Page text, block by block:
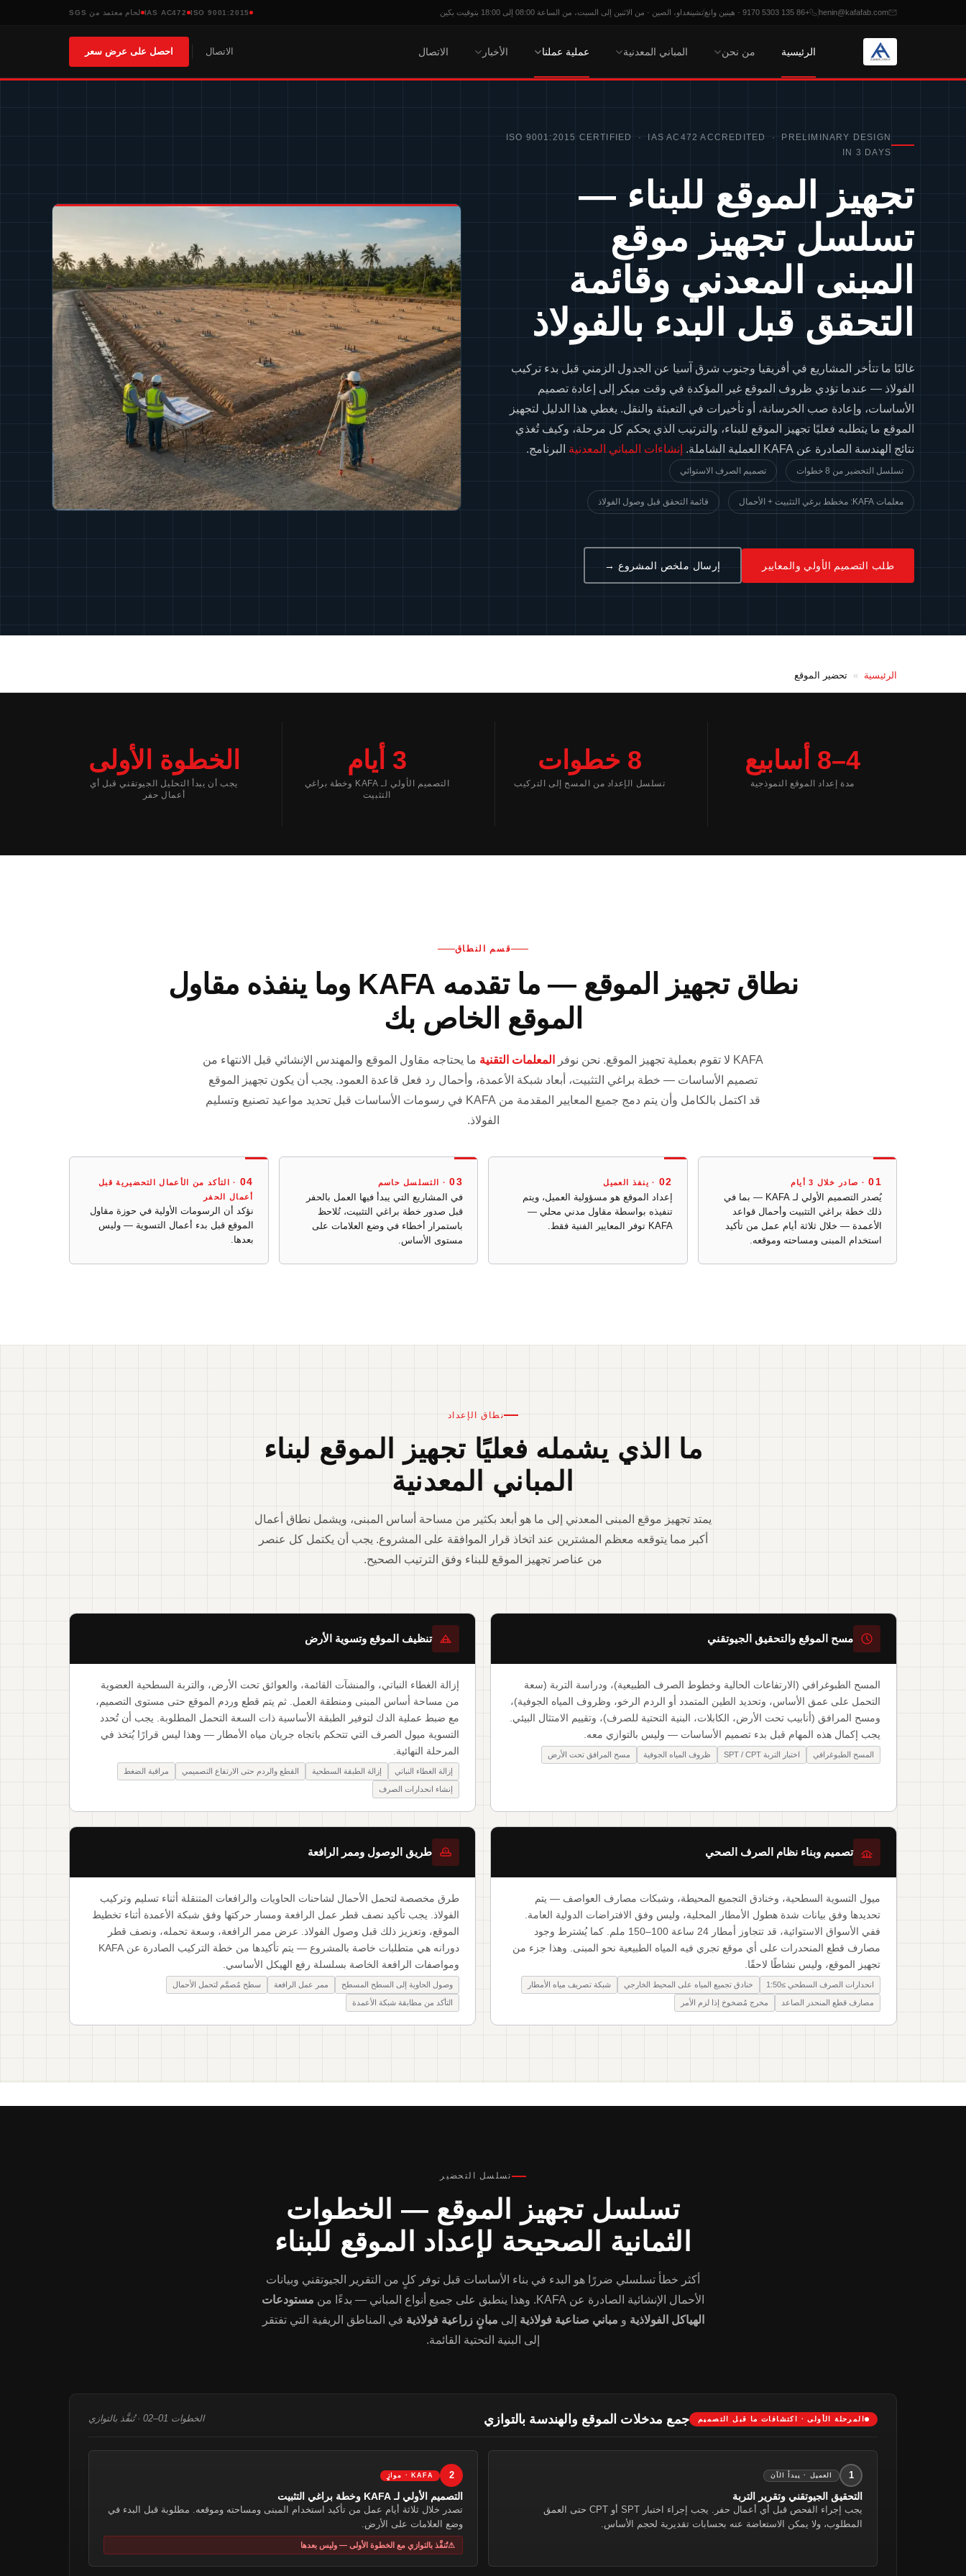
henin@kafafab.com +86 135 5303 9170 · هينين وانغ تشينغداو، الصين · من الاثنين إلى السبت، من الساعة 08:00 إلى 18:00 بتوقيت بكين ISO 9001:2015
IAS AC472 لحام معتمد من SGS
الرئيسية من نحن المباني المعدنية عملية عملنا الأخبار الاتصال الاتصال احصل على عرض سعر
ISO 9001:2015 CERTIFIED · IAS AC472 ACCREDITED · PRELIMINARY DESIGN
IN 3 DAYS
تجهيز الموقع للبناء —
تسلسل تجهيز موقع
المبنى المعدني وقائمة
التحقق قبل البدء بالفولاذ
غالبًا ما تتأخر المشاريع في أفريقيا وجنوب شرق آسيا عن الجدول الزمني قبل بدء تركيب
الفولاذ — عندما تؤدي ظروف الموقع غير المؤكدة في وقت مبكر إلى إعادة تصميم
الأساسات، وإعادة صب الخرسانة، أو تأخيرات في التعبئة والنقل. يغطي هذا الدليل لتجهيز
الموقع ما يتطلبه فعليًا تجهيز الموقع للبناء، والترتيب الذي يحكم كل مرحلة، وكيف تُغذي
نتائج الهندسة الصادرة عن KAFA العملية الشاملة.
إنشاءات المباني المعدنية البرنامج.
تسلسل التحضير من 8 خطوات تصميم الصرف الاستوائي
معلمات KAFA: مخطط برغي التثبيت + الأحمال قائمة التحقق قبل وصول الفولاذ
طلب التصميم الأولي والمعايير إرسال ملخص المشروع →
الرئيسية » تحضير الموقع
4–8 أسابيع
مدة إعداد الموقع النموذجية
8 خطوات
تسلسل الإعداد من المسح إلى التركيب
3 أيام
التصميم الأولي لـ KAFA وخطة براغي
التثبيت
الخطوة الأولى
يجب أن يبدأ التحليل الجيوتقني قبل أي
أعمال حفر
قسم النطاق
نطاق تجهيز الموقع — ما تقدمه KAFA وما ينفذه مقاول
الموقع الخاص بك
KAFA لا تقوم بعملية تجهيز الموقع. نحن نوفر المعلمات التقنية ما يحتاجه مقاول الموقع والمهندس الإنشائي قبل الانتهاء من
تصميم الأساسات — خطة براغي التثبيت، أبعاد شبكة الأعمدة، وأحمال رد فعل قاعدة العمود. يجب أن يكون تجهيز الموقع
قد اكتمل بالكامل وأن يتم دمج جميع المعايير المقدمة من KAFA في رسومات الأساسات قبل تحديد مواعيد تصنيع وتسليم
الفولاذ.
01· صادر خلال 3 أيام
يُصدر التصميم الأولي لـ KAFA — بما في
ذلك خطة براغي التثبيت وأحمال قواعد
الأعمدة — خلال ثلاثة أيام عمل من تأكيد
استخدام المبنى ومساحته وموقعه.
02 · ينفذ العميل
إعداد الموقع هو مسؤولية العميل، ويتم
تنفيذه بواسطة مقاول مدني محلي —
KAFA توفر المعايير الفنية فقط.
03· التسلسل حاسم
في المشاريع التي يبدأ فيها العمل بالحفر
قبل صدور خطة براغي التثبيت، تُلاحظ
باستمرار أخطاء في وضع العلامات على
مستوى الأساس.
04 · التأكد من الأعمال التحضيرية قبل
أعمال الحفر
نؤكد أن الرسومات الأولية في حوزة مقاول
الموقع قبل بدء أعمال التسوية — وليس
بعدها.
نطاق الإعداد
ما الذي يشمله فعليًا تجهيز الموقع لبناء
المباني المعدنية
يمتد تجهيز موقع المبنى المعدني إلى ما هو أبعد بكثير من مساحة أساس المبنى، ويشمل نطاق أعمال
أكبر مما يتوقعه معظم المشترين عند اتخاذ قرار الموافقة على المشروع. يجب أن يكتمل كل عنصر
من عناصر تجهيز الموقع للبناء وفق الترتيب الصحيح.
مسح الموقع والتحقيق الجيوتقني
المسح الطبوغرافي (الارتفاعات الحالية وخطوط الصرف الطبيعية)، ودراسة التربة (سعة
التحمل على عمق الأساس، وتحديد الطين المتمدد أو الردم الرخو، وظروف المياه الجوفية)،
ومسح المرافق (أنابيب تحت الأرض، الكابلات، البنية التحتية للصرف)، وتقييم الامتثال البيئي.
يجب إكمال هذه المهام قبل بدء تصميم الأساسات — وليس بالتوازي معه.
المسح الطبوغرافي اختبار التربة SPT / CPT ظروف المياه الجوفية مسح المرافق تحت الأرض
تنظيف الموقع وتسوية الأرض
إزالة الغطاء النباتي، والمنشآت القائمة، والعوائق تحت الأرض، والتربة السطحية العضوية
من مساحة أساس المبنى ومنطقة العمل. ثم يتم قطع وردم الموقع حتى مستوى التصميم،
مع ضبط عملية الدك لتوفير الطبقة الأساسية ذات السعة التحمل المطلوبة. يجب أن تُحدد
التسوية ميول الصرف التي تتحكم باتجاه جريان مياه الأمطار — وهذا ليس قرارًا يُتخذ في
المرحلة النهائية.
إزالة الغطاء النباتي إزالة الطبقة السطحية القطع والردم حتى الارتفاع التصميمي مراقبة الضغط
إنشاء انحدارات الصرف
تصميم وبناء نظام الصرف الصحي
ميول التسوية السطحية، وخنادق التجميع المحيطة، وشبكات مصارف العواصف — يتم
تحديدها وفق بيانات شدة هطول الأمطار المحلية، وليس وفق الافتراضات الدولية العامة.
ففي الأسواق الاستوائية، قد تتجاوز أمطار 24 ساعة 100–150 ملم. كما يُشترط وجود
مصارف قطع المنحدرات على أي موقع تجري فيه المياه الطبيعية نحو المبنى. وهذا جزء من
تجهيز الموقع، وليس نشاطًا لاحقًا.
انحدارات الصرف السطحي ≥1:50 خنادق تجميع المياه على المحيط الخارجي شبكة تصريف مياه الأمطار
مصارف قطع المنحدر الصاعد مخرج مُضخوخ إذا لزم الأمر
طريق الوصول وممر الرافعة
طرق مخصصة لتحمل الأحمال لشاحنات الحاويات والرافعات المتنقلة أثناء تسليم وتركيب
الفولاذ. يجب تأكيد نصف قطر عمل الرافعة ومسار حركتها وفق شبكة الأعمدة أثناء تخطيط
الموقع، وتعزيز ذلك قبل وصول الفولاذ. عرض ممر الرافعة، وسعة تحمله، ونصف قطر
دورانه هي متطلبات خاصة بالمشروع — يتم تأكيدها من خطة التركيب الصادرة عن KAFA
ومواصفات الرافعة الخاصة بسلسلة رفع الهيكل الأساسي.
وصول الحاوية إلى السطح المسطح ممر عمل الرافعة سطح مُصمَّم لتحمل الأحمال
التأكد من مطابقة شبكة الأعمدة
تسلسل التحضير
تسلسل تجهيز الموقع — الخطوات
الثمانية الصحيحة لإعداد الموقع للبناء
أكثر خطأ تسلسلي ضررًا هو البدء في بناء الأساسات قبل توفر كلٍ من التقرير الجيوتقني وبيانات
الأحمال الإنشائية الصادرة عن KAFA. وهذا ينطبق على جميع أنواع المباني — بدءًا من
مستودعات
الهياكل الفولاذية و مباني صناعية فولاذية إلى مبانٍ زراعية فولاذية في المناطق الريفية التي تفتقر
إلى البنية التحتية القائمة.
المرحلة الأولى · اكتشافات ما قبل التصميم جمع مدخلات الموقع والهندسة بالتوازي الخطوات 01–02 · تُنفَّذ بالتوازي
1 العميل · يبدأ الآن
التحقيق الجيوتقني وتقرير التربة
يجب إجراء الفحص قبل أي أعمال حفر. يجب إجراء اختبار SPT أو CPT حتى العمق
المطلوب، ولا يمكن الاستعاضة عنه بحسابات تقديرية لحجم الأساس.
2 KAFA · موازٍ
التصميم الأولي لـ KAFA وخطة براغي التثبيت
تصدر خلال ثلاثة أيام عمل من تأكيد استخدام المبنى ومساحته وموقعه. مطلوبة قبل البدء في
وضع العلامات على الأرض.
تُنفَّذ بالتوازي مع الخطوة الأولى — وليس بعدها